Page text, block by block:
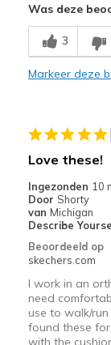
Comfortable
Beste
Casual Wear
Sizing
View On
Was deze
3
Markeer deze
Love these!
Ingezonden 10
Door Shorty
van Michigan
Describe
Beoordeeld op
skechers.com
I work in an
need
use to walk/
found these
with the